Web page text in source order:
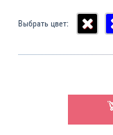
Выбрать цвет: